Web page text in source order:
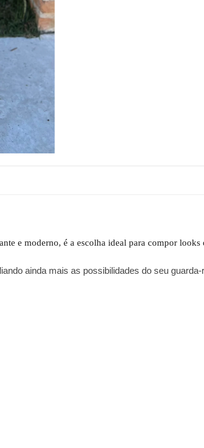
e moderno, é a escolha ideal para compor
ainda mais as possibilidades do seu guarda-